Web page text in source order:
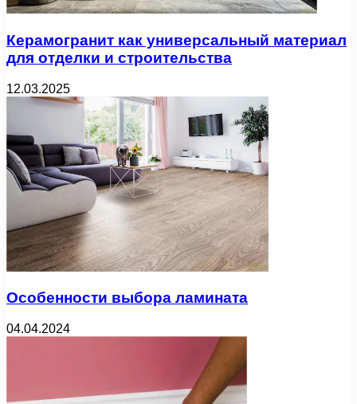
Керамогранит как универсальный материал
для отделки и строительства
12.03.2025
Особенности выбора ламината
04.04.2024